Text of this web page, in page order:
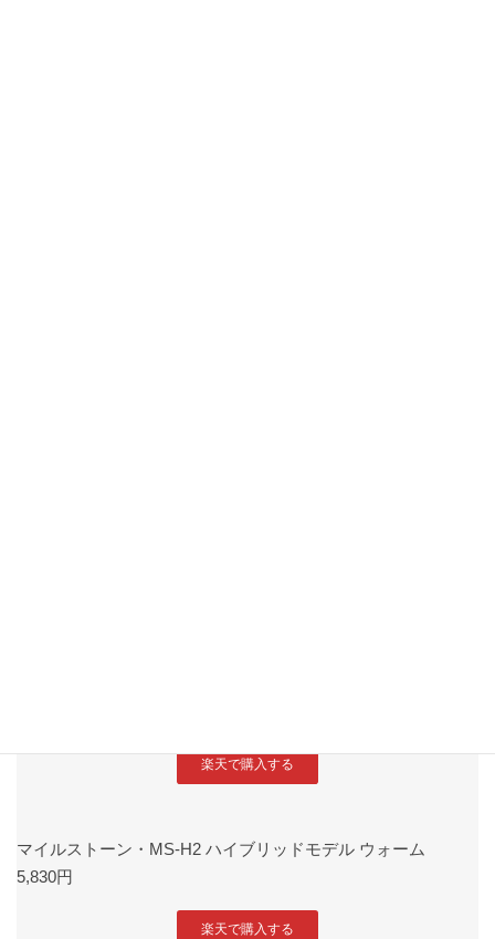
楽天で購入する
マイルストーン・MS-H2 ハイブリッドモデル ウォーム
5,830円
楽天で購入する